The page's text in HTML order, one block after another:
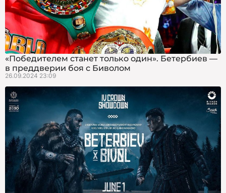
«Победителем станет только один». Бетербиев —
в преддверии боя с Биволом
26.09.2024 23:09